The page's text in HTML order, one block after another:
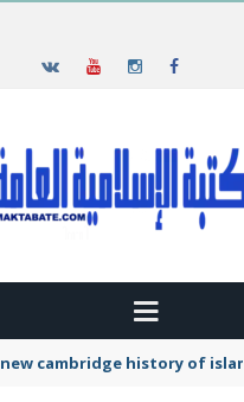
new cambridge history of islam